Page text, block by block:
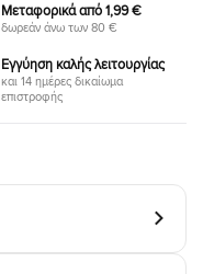
Μεταφορικά από 1,99 €
δωρεάν άνω των 80 €
Εγγύηση καλής λειτουργίας
και 14 ημέρες δικαίωμα
επιστροφής